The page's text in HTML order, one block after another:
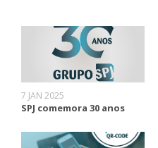
7 JAN 2025
SPJ comemora 30 anos